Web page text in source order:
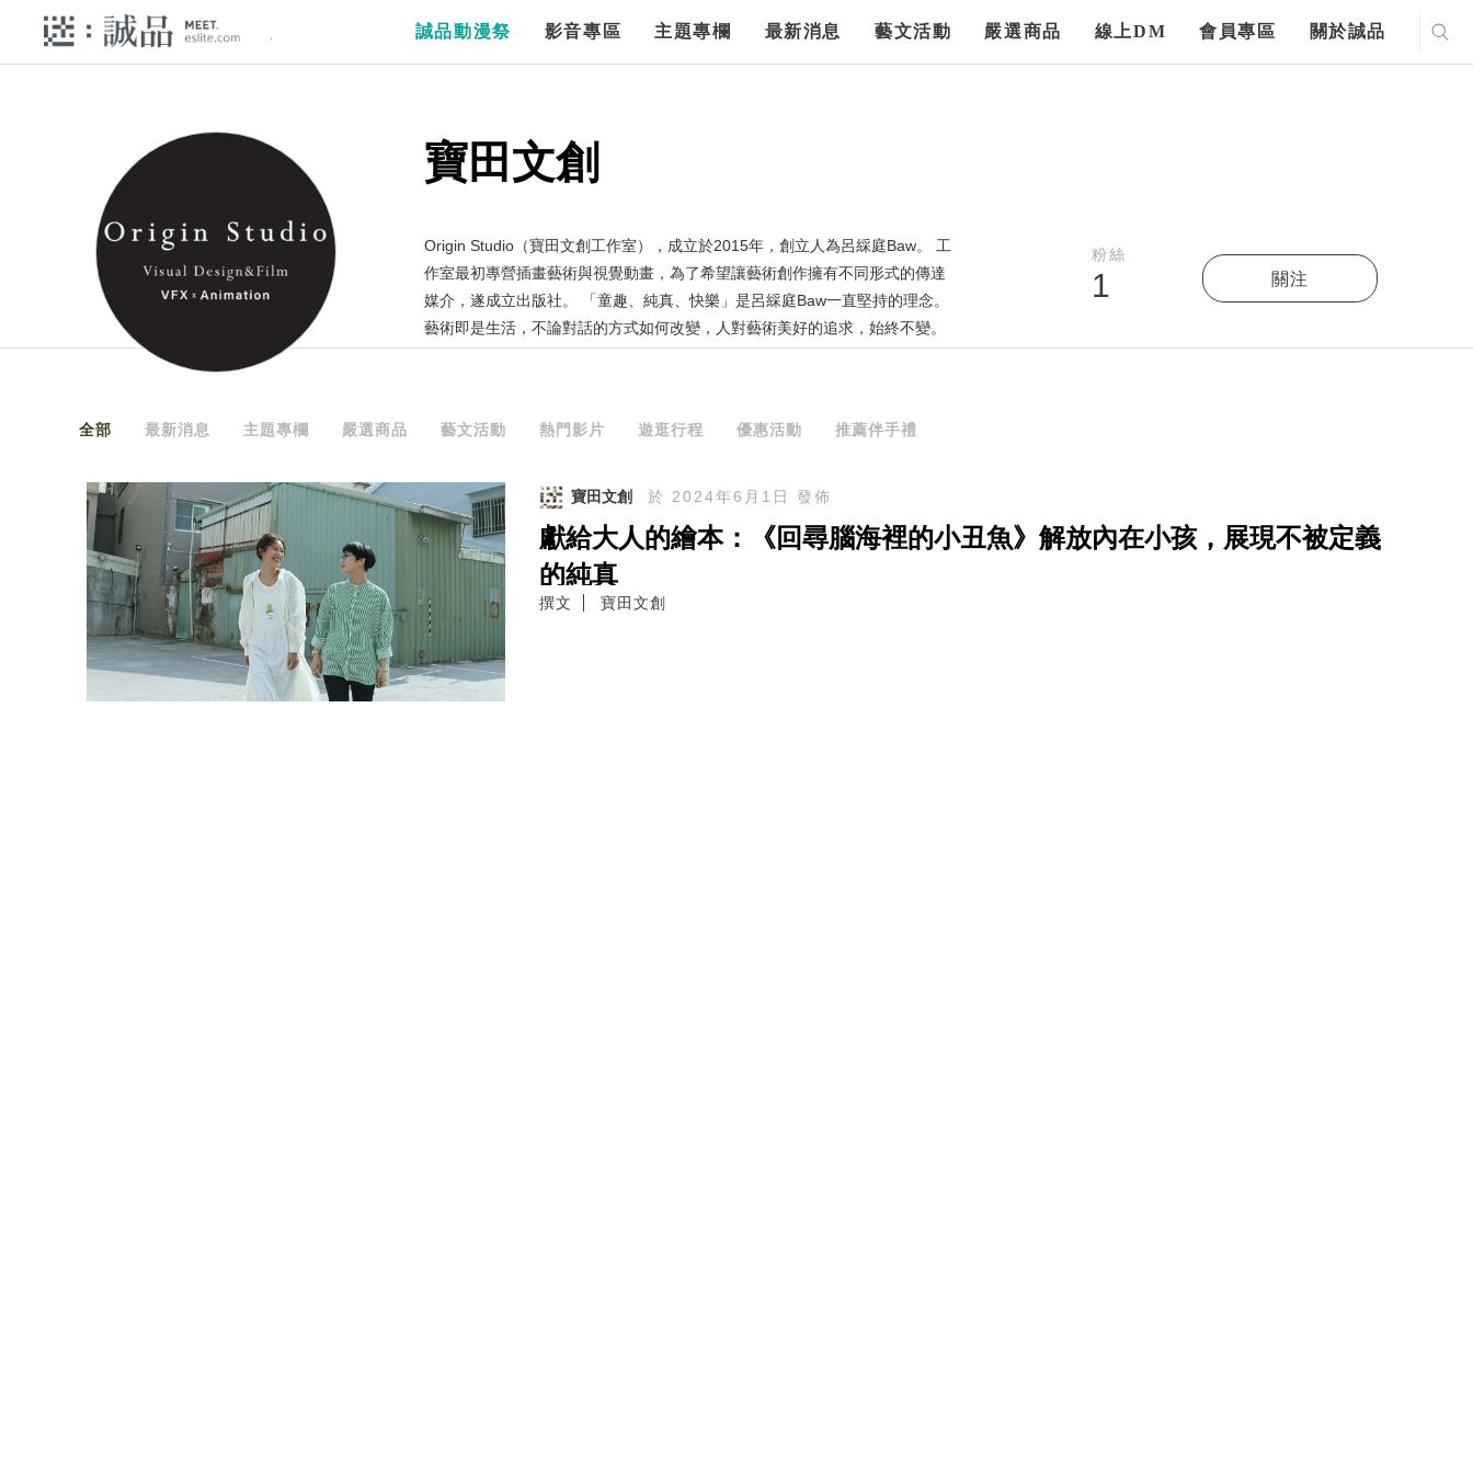
誠品動漫祭 影音專區 主題專欄 最新消息 藝文活動 嚴選商品 線上DM 會員專區 關於誠品
寶田文創
Origin Studio（寶田文創工作室），成立於2015年，創立人為呂綵庭Baw。 工
作室最初專營插畫藝術與視覺動畫，為了希望讓藝術創作擁有不同形式的傳達
媒介，遂成立出版社。 「童趣、純真、快樂」是呂綵庭Baw一直堅持的理念。
藝術即是生活，不論對話的方式如何改變，人對藝術美好的追求，始終不變。
粉絲
1 關注
全部 最新消息 主題專欄 嚴選商品 藝文活動 熱門影片 遊逛行程 優惠活動 推薦伴手禮
寶田文創 於 2024年6月1日 發佈
獻給大人的繪本：《回尋腦海裡的小丑魚》解放內在小孩，展現不被定義
的純真
撰文 寶田文創